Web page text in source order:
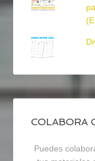
COLABORA
Puedes